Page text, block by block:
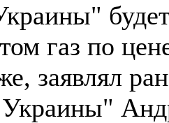
газ по
заявлял
Украины"